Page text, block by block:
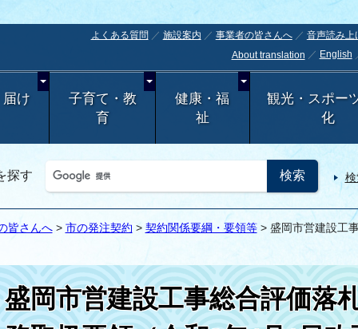
よくある質問 施設案内 事業者の皆さんへ
音声読み上
About translation
English
け
子育て・教
育
健康・福
祉
観光・スポー
化
探す
皆さんへ> 市の発注契約 > 契約関係要綱・要領等> 盛岡市営建設工
盛岡市営建設工事総合評価落